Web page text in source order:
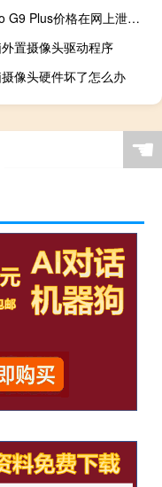
Moto G9 Plus价格在网上泄露 可能即将推出
置摄像头驱动程序
像头硬件坏了怎么办
☚